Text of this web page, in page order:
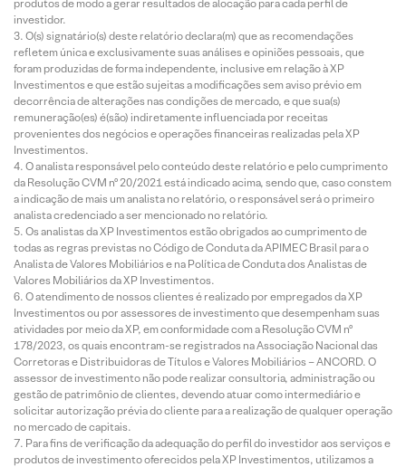
produtos de modo a gerar resultados de alocação para cada perfil de
investidor.
O(s) signatário(s) deste relatório declara(m) que as recomendações
refletem única e exclusivamente suas análises e opiniões pessoais, que
foram produzidas de forma independente, inclusive em relação à XP
Investimentos e que estão sujeitas a modificações sem aviso prévio em
decorrência de alterações nas condições de mercado, e que sua(s)
remuneração(es) é(são) indiretamente influenciada por receitas
provenientes dos negócios e operações financeiras realizadas pela XP
Investimentos.
O analista responsável pelo conteúdo deste relatório e pelo cumprimento
da Resolução CVM nº 20/2021 está indicado acima, sendo que, caso constem
a indicação de mais um analista no relatório, o responsável será o primeiro
analista credenciado a ser mencionado no relatório.
Os analistas da XP Investimentos estão obrigados ao cumprimento de
todas as regras previstas no Código de Conduta da APIMEC Brasil para o
Analista de Valores Mobiliários e na Política de Conduta dos Analistas de
Valores Mobiliários da XP Investimentos.
O atendimento de nossos clientes é realizado por empregados da XP
Investimentos ou por assessores de investimento que desempenham suas
atividades por meio da XP, em conformidade com a Resolução CVM nº
178/2023, os quais encontram-se registrados na Associação Nacional das
Corretoras e Distribuidoras de Títulos e Valores Mobiliários – ANCORD. O
assessor de investimento não pode realizar consultoria, administração ou
gestão de patrimônio de clientes, devendo atuar como intermediário e
solicitar autorização prévia do cliente para a realização de qualquer operação
no mercado de capitais.
Para fins de verificação da adequação do perfil do investidor aos serviços e
produtos de investimento oferecidos pela XP Investimentos, utilizamos a